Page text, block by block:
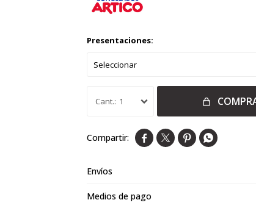
Presentaciones:
1
   
Envíos
Medios de pago